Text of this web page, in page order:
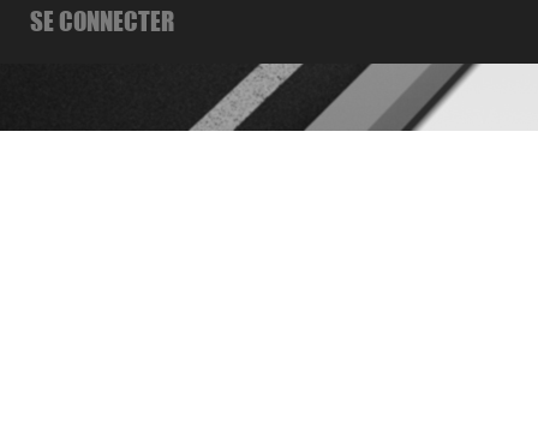
SE CONNECTER